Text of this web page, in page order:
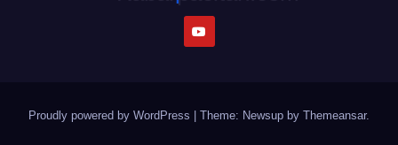
Proudly powered by WordPress Theme: Newsup by Themeansar.